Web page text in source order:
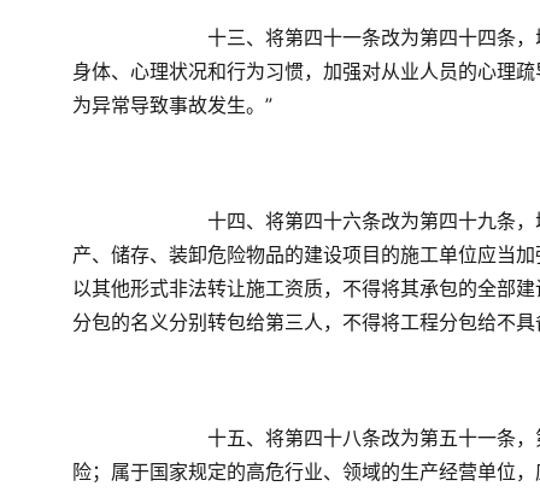
十三、将第四十一条改为第四十四条，
身体、心理状况和行为习惯，加强对从业人员的心理
为异常导致事故发生。”
十四、将第四十六条改为第四十九条，
产、储存、装卸危险物品的建设项目的施工单位应当
以其他形式非法转让施工资质，不得将其承包的全部
分包的名义分别转包给第三人，不得将工程分包给不
十五、将第四十八条改为第五十一条，
险；属于国家规定的高危行业、领域的生产经营单位